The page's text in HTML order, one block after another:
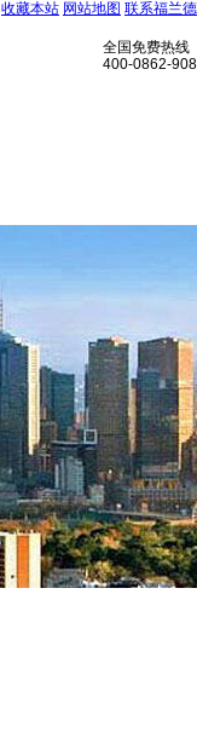
收藏本站 网站地图 联系福兰德
全国免费热线
400-0862-908